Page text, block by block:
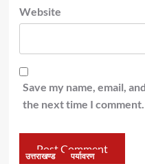
Website
Save my name, email,
the next time I comment.
उत्तराखण्ड पर्यावरण